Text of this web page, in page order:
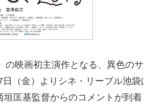
の映画初主演作となる、異色の
（金）よりシネ・リーブル池
匡基監督からのコメントが到着